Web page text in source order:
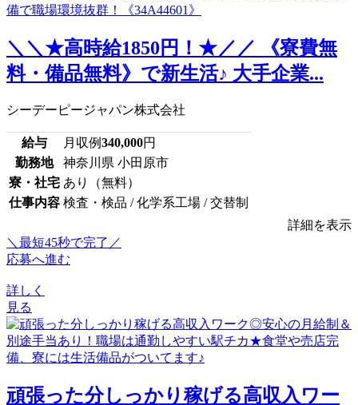
＼＼★高時給1850円！★／／ 《寮費無
料・備品無料》で新生活♪ 大手企業...
シーデーピージャパン株式会社
給与 月収例340,000円
勤務地
神奈川県 小田原市
寮・社宅 あり（無料）
仕事内容 検査・検品 / 化学系工場 / 交替制
詳細を表示
＼最短45秒で完了／
応募へ進む
詳しく
見る
頑張った分しっかり稼げる高収入ワー